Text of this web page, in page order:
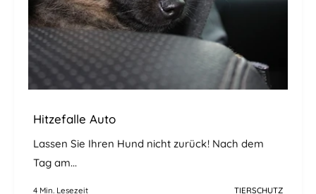
Hitzefalle Auto
Lassen Sie Ihren Hund nicht zurück! Nach dem
Tag am...
4 Min. Lesezeit TIERSCHUTZ